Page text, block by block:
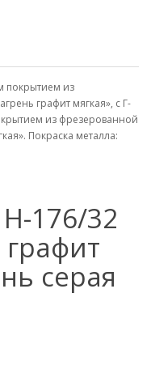
покрытием из
графит мягкая», с Г-
из фрезерованной
Покраска металла:
176/32
серая